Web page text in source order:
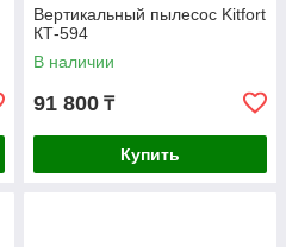
Вертикальный пылесос Kitfort
КТ-594
В наличии
91 800 ₸
Купить